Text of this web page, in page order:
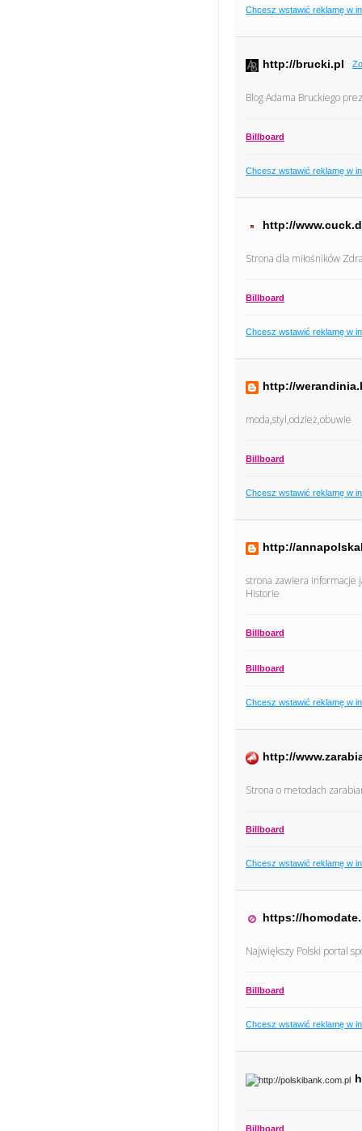
Chcesz wstawić reklamę w
http://brucki.pl
Blog Adama Bruckiego
Billboard
Chcesz wstawić reklamę w
http://
Strona dla miłośników
Billboard
Chcesz wstawić reklamę w
http://
moda,styl,odzież,obuwie
Billboard
Chcesz wstawić reklamę w
http://
strona zawiera informacje
Historie
Billboard
Billboard
Chcesz wstawić reklamę w
http://
Strona o metodach
Billboard
Chcesz wstawić reklamę w
https://
Największy Polski portal
Billboard
Chcesz wstawić reklamę w
Billboard